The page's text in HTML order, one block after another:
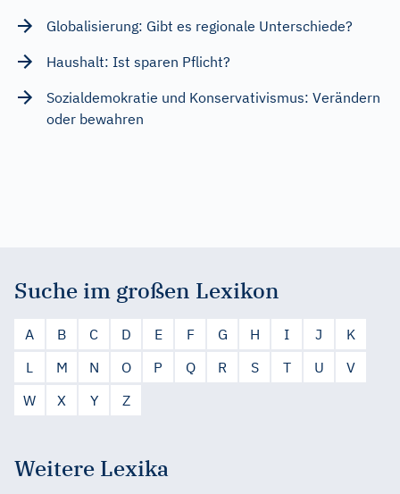
Globalisierung: Gibt es regionale Unterschiede?
Haushalt: Ist sparen Pflicht?
Sozialdemokratie und Konservativismus: Verändern
oder bewahren
Suche im großen Lexikon
A B C D E F G H I J
K
L
M N O P Q R S T U
V
W
X Y Z
Weitere Lexika